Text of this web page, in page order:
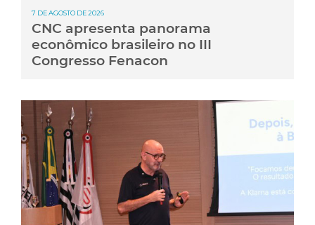
7 DE AGOSTO DE 2026
CNC apresenta panorama
econômico brasileiro no III
Congresso Fenacon